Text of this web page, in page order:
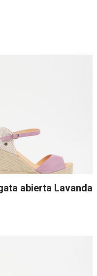
abierta Lavanda